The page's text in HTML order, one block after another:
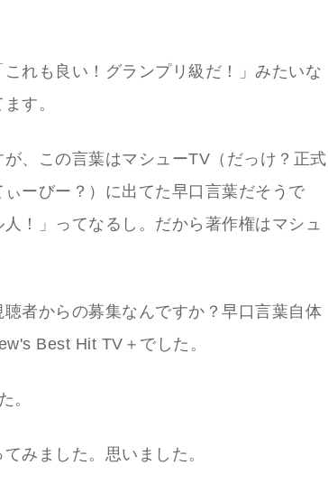
れも良い！グランプリ級だ！」みたいな
す。
、この言葉はマシューTV（だっけ？正式
ーびー？）に出てた早口言葉だそうで
！」ってなるし。だから著作権はマシュ
者からの募集なんですか？早口言葉自体
Best Hit TV＋でした。
。
みました。思いました。